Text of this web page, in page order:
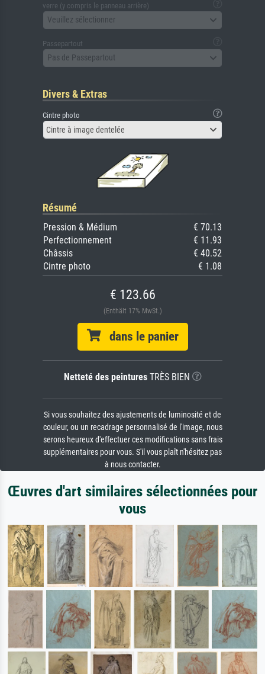
verre (y compris le panneau arrière)
Veuillez sélectionner
Passepartout
Pas de Passepartout
Divers & Extras
Cintre photo
Cintre à image dentelée
Résumé
Pression & Médium
€ 70.13
Perfectionnement
€ 11.93
Châssis
€ 40.52
Cintre photo
€ 1.08
€ 123.66
(Enthält 17% MwSt.)
dans le panier
Netteté des peinturesTRÈS BIEN
Si vous souhaitez des ajustements de luminosité et de
couleur, ou un recadrage personnalisé de l'image, nous
serons heureux d'effectuer ces modifications sans frais
supplémentaires pour vous. S'il vous plaît n'hésitez pas
à nous contacter.
Œuvres d'art similaires sélectionnées pour
vous